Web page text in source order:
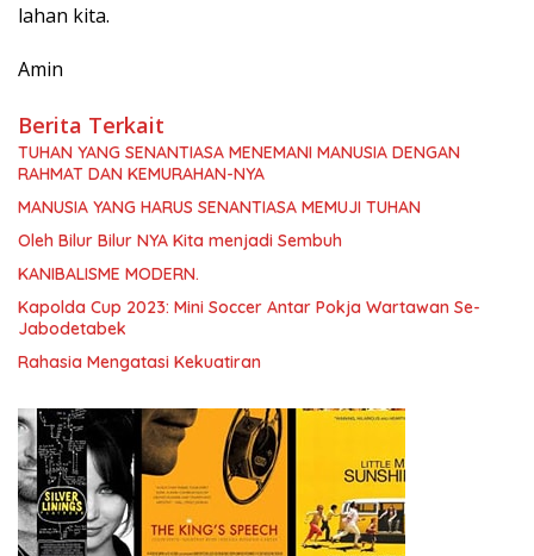
lahan kita.
Amin
Berita Terkait
TUHAN YANG SENANTIASA MENEMANI MANUSIA DENGAN
RAHMAT DAN KEMURAHAN-NYA
MANUSIA YANG HARUS SENANTIASA MEMUJI TUHAN
Oleh Bilur Bilur NYA Kita menjadi Sembuh
KANIBALISME MODERN.
Kapolda Cup 2023: Mini Soccer Antar Pokja Wartawan Se-
Jabodetabek
Rahasia Mengatasi Kekuatiran